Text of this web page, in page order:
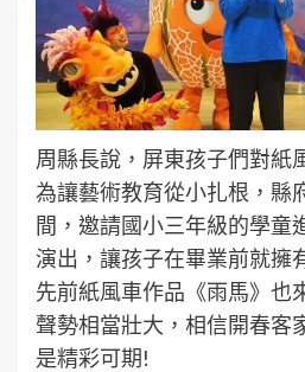
周縣長說，屏東孩子們對紙
為讓藝術教育從小扎根，縣
間，邀請國小三年級的學童
演出，讓孩子在畢業前就擁
先前紙風車作品《雨馬》也
聲勢相當壯大，相信開春客
是精彩可期!